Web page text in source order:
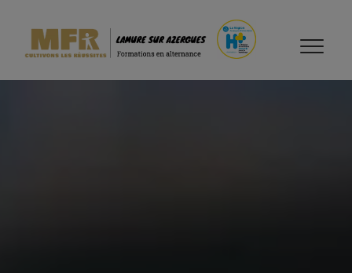
Accueil>Nos formations>L'alternance en MFR